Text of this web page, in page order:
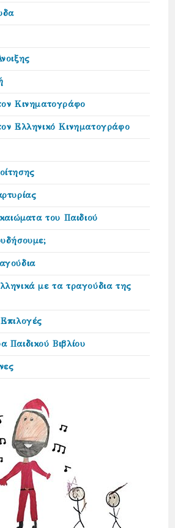
Κινηματογράφο
Ελληνικό Κινηματογράφο
του Παιδιού
με τα τραγούδια της
Παιδικού Βιβλίου